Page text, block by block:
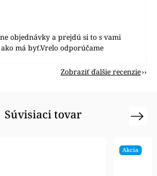
objednávky a prejdú si to s vami
má byť.Vrelo odporúčame
Zobraziť ďalšie recenzie
Súvisiaci tovar
Akcia
Next